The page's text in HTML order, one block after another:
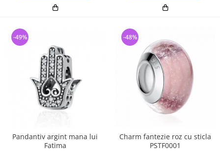
Pandantiv argint mana lui
Fatima
-49%
Charm fantezie roz cu sticla
PSTF0001
-48%